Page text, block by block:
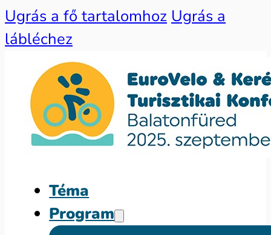
Ugrás a fő tartalomhoz Ugrás a
lábléchez
Téma
Program